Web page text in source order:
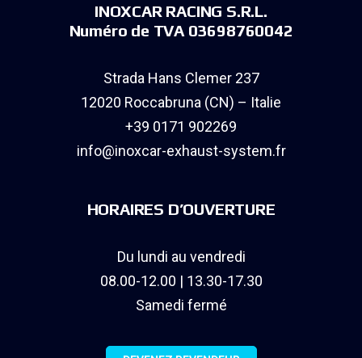
INOXCAR RACING S.R.L.
Numéro de TVA 03698760042
Strada Hans Clemer 237
12020 Roccabruna (CN) – Italie
+39 0171 902269
info@inoxcar-exhaust-system.fr
HORAIRES D’OUVERTURE
Du lundi au vendredi
08.00-12.00 | 13.30-17.30
Samedi fermé